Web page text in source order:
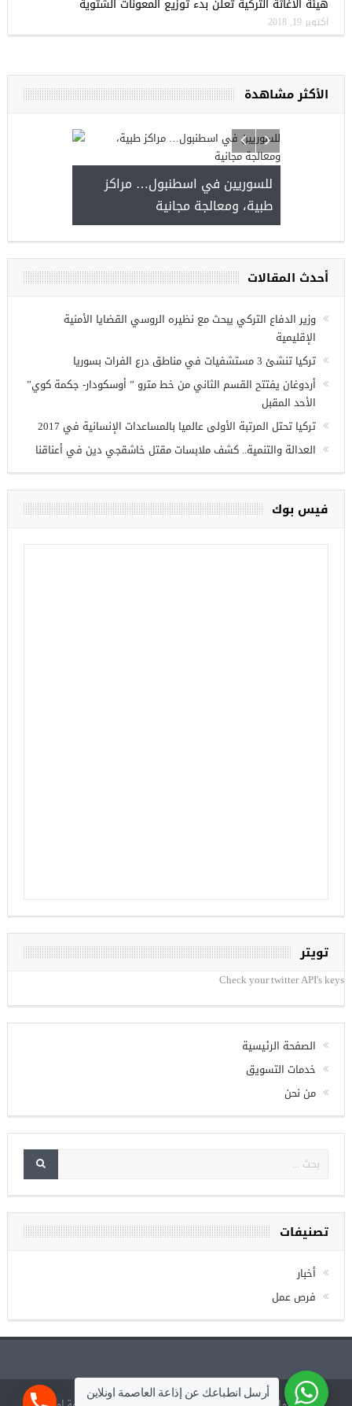
أكتوبر 19, 2018
الأكثر مشاهدة
مجموعة فرص عمل للسوريين في
أحدث المقالات
وزير الدفاع التركي يبحث مع نظيره الروسي القضايا الأمنية
الإقليمية
تركيا تنشئ 3 مستشفيات في مناطق درع الفرات بسوريا
أردوغان يفتتح القسم الثاني من خط مترو ” أوسكودار- جكمة كوي”
الأحد المقبل
تركيا تحتل المرتبة الأولى عالميا بالمساعدات الإنسانية في 2017
العدالة والتنمية.. كشف ملابسات مقتل خاشقجي دين في أعناقنا
تويتر
Check your twitter API's keys
الصفحة الرئيسية
خدمات التسويق
من نحن
تصنيفات
أخبار
أرسل انطباعك عن إذاعة العاصمة اونلاين